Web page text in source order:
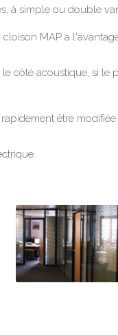
à simple ou double
MAP a
côté acoustique, si le
être